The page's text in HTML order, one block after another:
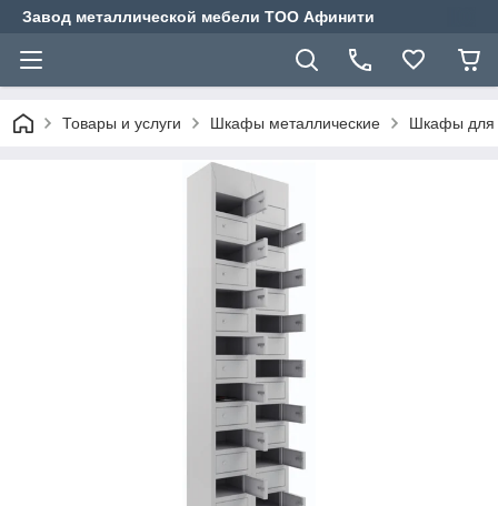
Завод металлической мебели ТОО Афинити
Товары и услуги Шкафы металлические Шкафы для